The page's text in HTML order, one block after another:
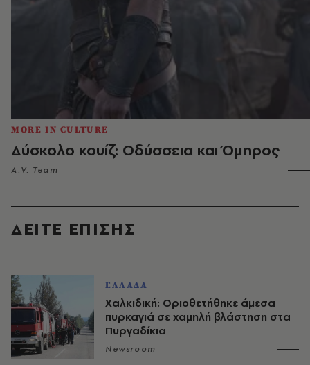
MORE IN CULTURE
Δύσκολο κουίζ: Οδύσσεια και Όμηρος
A.V. Team
ΔΕΙΤΕ ΕΠΙΣΗΣ
ΕΛΛΑΔΑ
Χαλκιδική: Οριοθετήθηκε άμεσα
πυρκαγιά σε χαμηλή βλάστηση στα
Πυργαδίκια
Newsroom